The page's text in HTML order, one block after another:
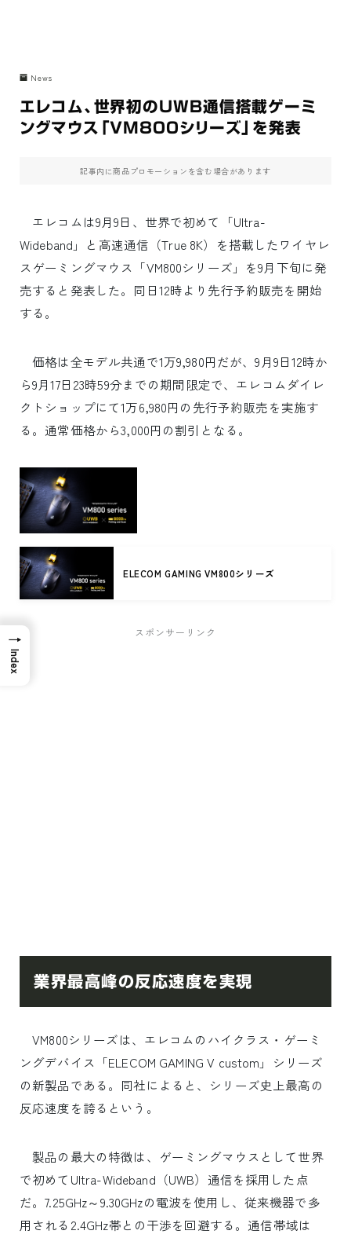
News
エレコム、世界初のUWB通信搭載ゲーミ
ングマウス「VM800シリーズ」を発表
記事内に商品プロモーションを含む場合があります
エレコムは9月9日、世界で初めて「Ultra-
Wideband」と高速通信（True 8K）を搭載したワイヤレ
スゲーミングマウス「VM800シリーズ」を9月下旬に発
売すると発表した。同日12時より先行予約販売を開始
する。
価格は全モデル共通で1万9,980円だが、9月9日12時か
ら9月17日23時59分までの期間限定で、エレコムダイレ
クトショップにて1万6,980円の先行予約販売を実施す
る。通常価格から3,000円の割引となる。
ELECOM GAMING VM800シリーズ
スポンサーリンク
業界最高峰の反応速度を実現
VM800シリーズは、エレコムのハイクラス・ゲーミ
ングデバイス「ELECOM GAMING V custom」シリーズ
の新製品である。同社によると、シリーズ史上最高の
反応速度を誇るという。
製品の最大の特徴は、ゲーミングマウスとして世界
で初めてUltra-Wideband（UWB）通信を採用した点
だ。7.25GHz～9.30GHzの電波を使用し、従来機器で多
用される2.4GHz帯との干渉を回避する。通信帯域は
→
Index